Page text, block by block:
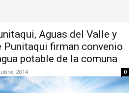
Aguas del Valle y
Punitaqui firman convenio
potable de la comuna
2014 0